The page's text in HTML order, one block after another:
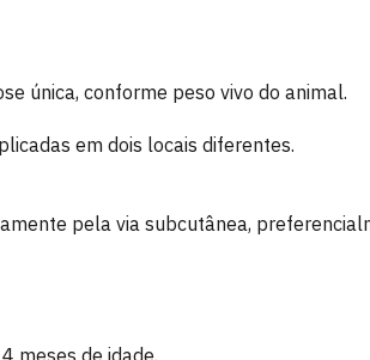
única, conforme peso vivo do animal.
em dois locais diferentes.
pela via subcutânea,
meses de idade.